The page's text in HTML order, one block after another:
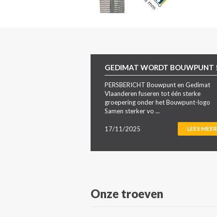
GEDIMAT WORDT BOUWPUNT
PERSBERICHT Bouwpunt en Gedimat
Vlaanderen fuseren tot één sterke
groepering onder het Bouwpunt-logo
Samen sterker vo ...
17/11/2025 LEES MEER
Onze troeven